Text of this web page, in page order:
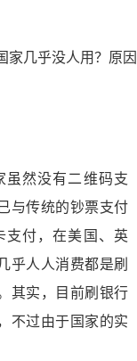
虽然没有二维码支
与传统的钞票支付
支付，在美国、英
乎人人消费都是刷
其实，目前刷银行
不过由于国家的实